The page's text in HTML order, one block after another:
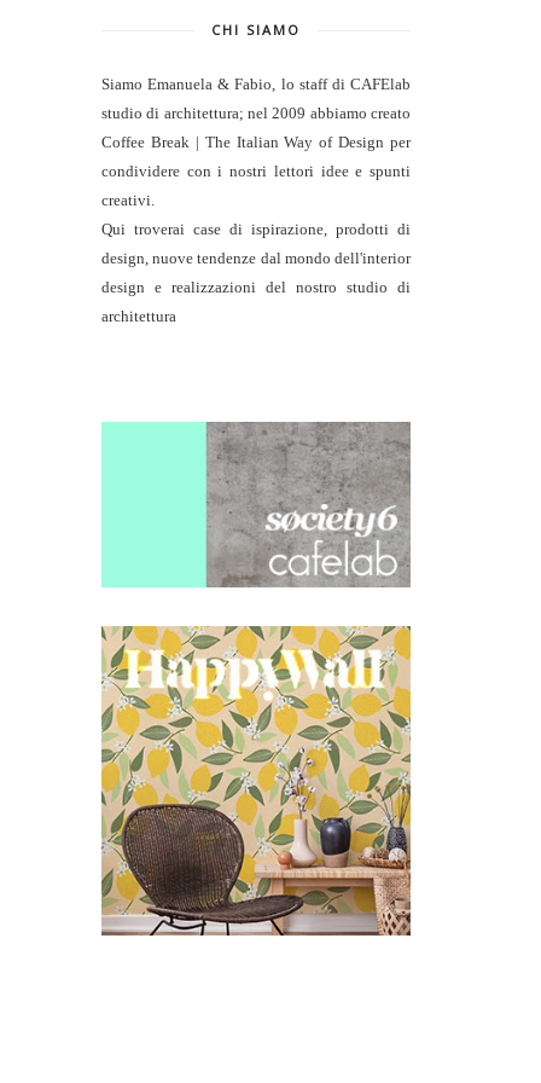
CHI SIAMO
Siamo Emanuela & Fabio, lo staff di CAFElab
studio di architettura; nel 2009 abbiamo creato
Coffee Break | The Italian Way of Design per
condividere con i nostri lettori idee e spunti
creativi.
Qui troverai case di ispirazione, prodotti di
design, nuove tendenze dal mondo dell'interior
design e realizzazioni del nostro studio di
architettura